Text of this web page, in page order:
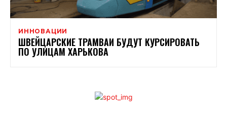
ИННОВАЦИИ
ШВЕЙЦАРСКИЕ ТРАМВАИ БУДУТ КУРСИРОВАТЬ
ПО УЛИЦАМ ХАРЬКОВА